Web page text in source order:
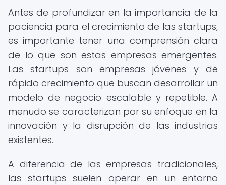
Antes de profundizar en la importancia de la
paciencia para el crecimiento de las startups,
es importante tener una comprensión clara
de lo que son estas empresas emergentes.
Las startups son empresas jóvenes y de
rápido crecimiento que buscan desarrollar un
modelo de negocio escalable y repetible. A
menudo se caracterizan por su enfoque en la
innovación y la disrupción de las industrias
existentes.
A diferencia de las empresas tradicionales,
las startups suelen operar en un entorno